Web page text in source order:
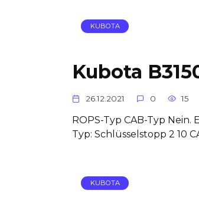
KUBOTA
Kubota
26.12.2021 0 15
ROPS-Typ CAB-Typ Nein.
Typ: Schlüsselstopp 2 10
KUBOTA